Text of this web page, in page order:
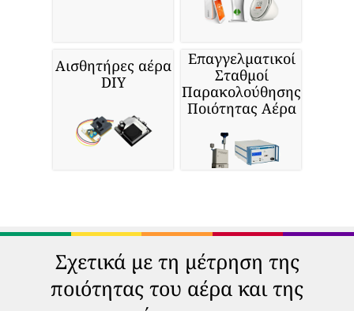
Αισθητήρες αέρα
DIY
Επαγγελματικοί
Σταθμοί
Παρακολούθησης
Ποιότητας Αέρα
Σχετικά με τη μέτρηση της
ποιότητας του αέρα και της